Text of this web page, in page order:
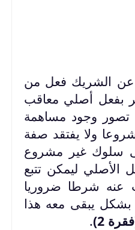
عن الشريك فعل من
بفعل أصلي معاقب
تصور وجود مساهمة
ولا يفتقد صفة
سلوك غير مشروع
الأصلي ليمكن تتبع
عنه شرطا ضروريا
يبقى معه هذا
2)
.